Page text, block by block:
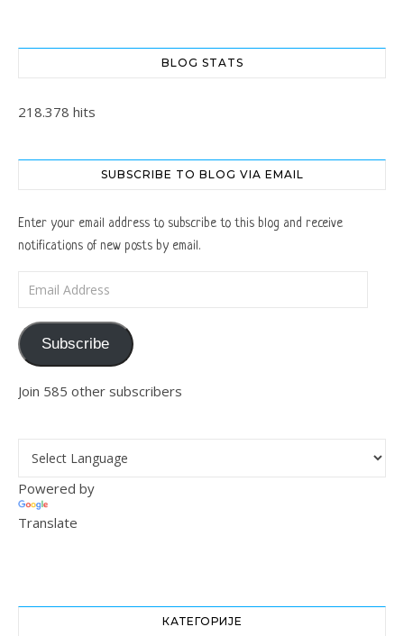
BLOG STATS
218.378 hits
SUBSCRIBE TO BLOG VIA EMAIL
Enter your email address to subscribe to this blog and receive
notifications of new posts by email.
Subscribe
Join 585 other subscribers
Powered by
Translate
КАТЕГОРИЈЕ